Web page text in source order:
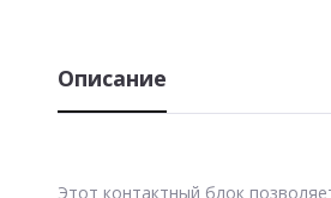
Описание
Этот контактный блок